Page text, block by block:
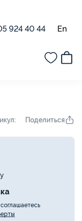
924 40 44 En
Поделиться